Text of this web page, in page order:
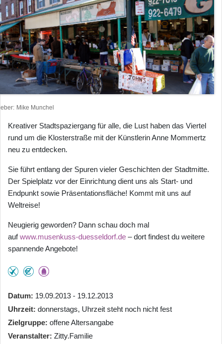
Mike Munchel
Kreativer Stadtspaziergang für alle, die Lust haben das Viertel
rund um die Klosterstraße mit der Künstlerin Anne Mommertz
neu zu entdecken.
Sie führt entlang der Spuren vieler Geschichten der Stadtmitte.
Der Spielplatz vor der Einrichtung dient uns als Start- und
Endpunkt sowie Präsentationsfläche! Kommt mit uns auf
Weltreise!
Neugierig geworden? Dann schau doch mal
aufwww.musenkuss-duesseldorf.de – dort findest du weitere
spannende Angebote!
Datum 19.09.2013 - 19.12.2013
Uhrzeit donnerstags, Uhrzeit steht noch nicht fest
Zielgruppe offene Altersangabe
Veranstalter Zitty.Familie